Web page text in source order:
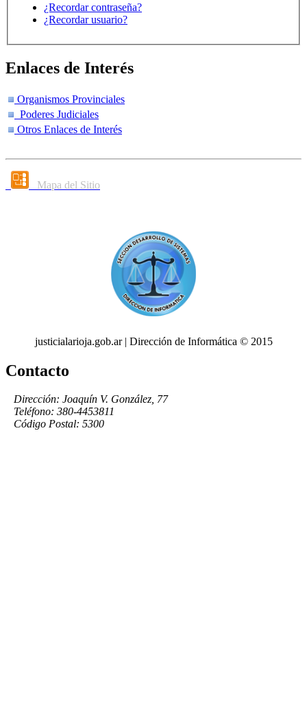
¿Recordar contraseña?
¿Recordar usuario?
Enlaces de Interés
Organismos Provinciales
Poderes Judiciales
Otros Enlaces de Interés
Mapa del Sitio
justicialarioja.gob.ar | Dirección de Informática © 2015
Contacto
Dirección: Joaquín V. González, 77
Teléfono: 380-4453811
Código Postal: 5300